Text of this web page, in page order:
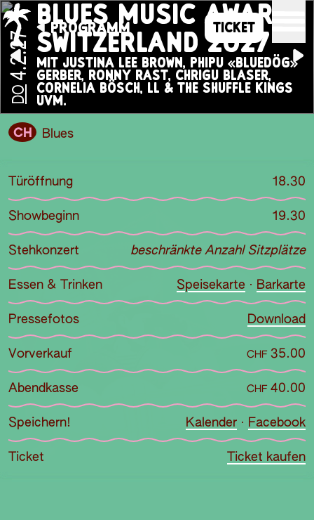
PROGRAMM TICKET
DO
4.2.27
BLUES MUSIC AWARDS
SWITZERLAND 2027
MIT JUSTINA LEE BROWN, PHIPU «BLUEDÖG»
GERBER, RONNY RAST, CHRIGU BLASER,
CORNELIA BÖSCH, LL & THE SHUFFLE KINGS
UVM.
CH Blues
Türöffnung 18.30
Showbeginn 19.30
Stehkonzert beschränkte Anzahl Sitzplätze
Essen & Trinken Speisekarte · Barkarte
Pressefotos Download
Vorverkauf CHF35.00
Abendkasse CHF40.00
Speichern! Kalender · Facebook
Ticket Ticket kaufen